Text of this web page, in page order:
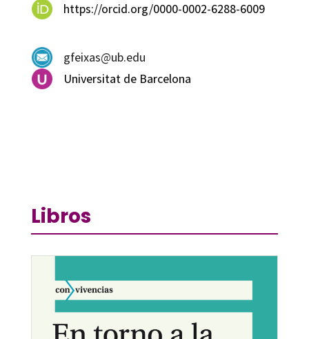
https://orcid.org/0000-0002-6288-6009
gfeixas@ub.edu
Universitat de Barcelona
Libros